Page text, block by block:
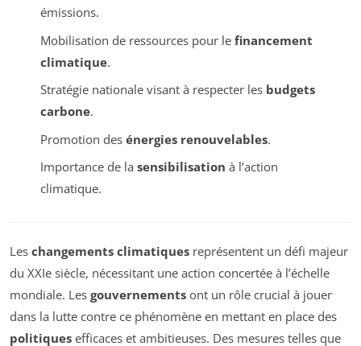
émissions.
Mobilisation de ressources pour le financement
climatique.
Stratégie nationale visant à respecter les budgets
carbone.
Promotion des énergies renouvelables.
Importance de la sensibilisation à l’action
climatique.
Les changements climatiques représentent un défi majeur
du XXIe siècle, nécessitant une action concertée à l’échelle
mondiale. Les gouvernements ont un rôle crucial à jouer
dans la lutte contre ce phénomène en mettant en place des
politiques efficaces et ambitieuses. Des mesures telles que